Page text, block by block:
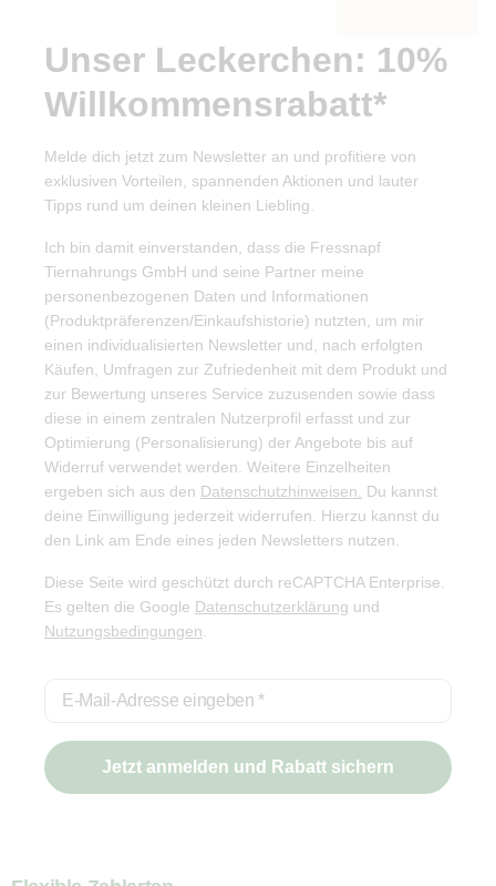
Unser Leckerchen: 10%
Willkommensrabatt*
Melde dich jetzt zum Newsletter an und profitiere von
exklusiven Vorteilen, spannenden Aktionen und lauter
Tipps rund um deinen kleinen Liebling.
Ich bin damit einverstanden, dass die Fressnapf
Tiernahrungs GmbH und seine Partner meine
personenbezogenen Daten und Informationen
(Produktpräferenzen/Einkaufshistorie) nutzten, um mir
einen individualisierten Newsletter und, nach erfolgten
Käufen, Umfragen zur Zufriedenheit mit dem Produkt und
zur Bewertung unseres Service zuzusenden sowie dass
diese in einem zentralen Nutzerprofil erfasst und zur
Optimierung (Personalisierung) der Angebote bis auf
Widerruf verwendet werden. Weitere Einzelheiten
ergeben sich aus den Datenschutzhinweisen.
Du kannst
deine Einwilligung jederzeit widerrufen. Hierzu kannst du
den Link am Ende eines jeden Newsletters nutzen.
Diese Seite wird geschützt durch reCAPTCHA Enterprise.
Es gelten die Google Datenschutzerklärung und
Nutzungsbedingungen
E-Mail-Adresse eingeben *
Jetzt anmelden und Rabatt sichern